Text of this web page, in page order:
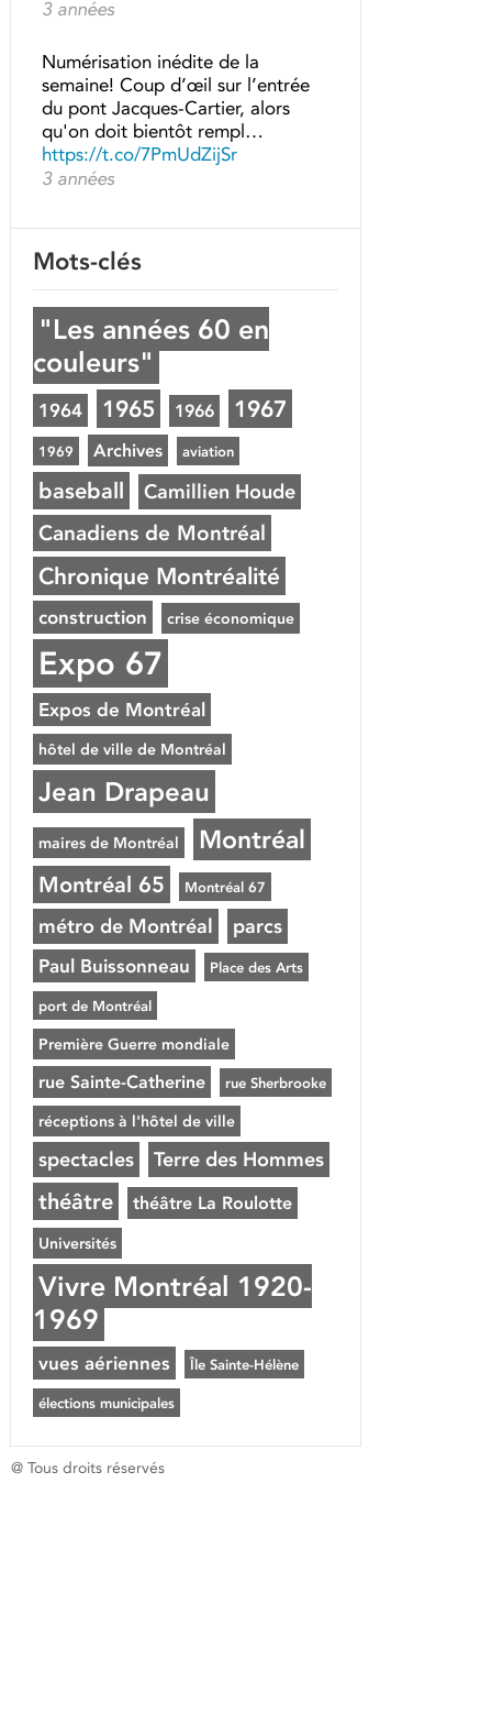
3 années
Numérisation inédite de la
semaine! Coup d’œil sur l’entrée
du pont Jacques-Cartier, alors
qu'on doit bientôt rempl…
https://t.co/7PmUdZijSr
3 années
Mots-clés
"Les années 60 en
couleurs"
1964 1965 1966 1967
1969 Archives aviation
baseball Camillien Houde
Canadiens de Montréal
Chronique Montréalité
construction crise économique
Expo 67
Expos de Montréal
hôtel de ville de Montréal
Jean Drapeau
maires de Montréal Montréal
Montréal 65 Montréal 67
métro de Montréal parcs
Paul Buissonneau Place des Arts
port de Montréal
Première Guerre mondiale
rue Sainte-Catherine rue Sherbrooke
réceptions à l'hôtel de ville
spectacles Terre des Hommes
théâtre théâtre La Roulotte
Universités
Vivre Montréal 1920-
1969
vues aériennes Île Sainte-Hélène
élections municipales
@ Tous droits réservés